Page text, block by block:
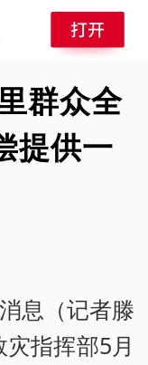
群众全
提供一
息（记者滕
指挥部5月